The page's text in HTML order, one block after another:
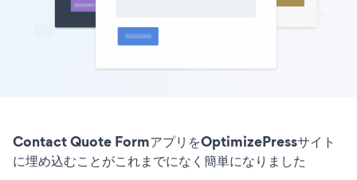
Contact Quote FormアプリをOptimizePressサイト
に埋め込むことがこれまでになく簡単になりました